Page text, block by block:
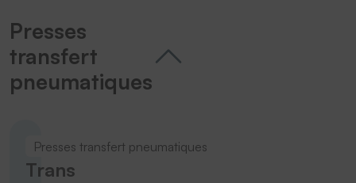
Presses
transfert
pneumatiques
Presses transfert pneumatiques
Trans